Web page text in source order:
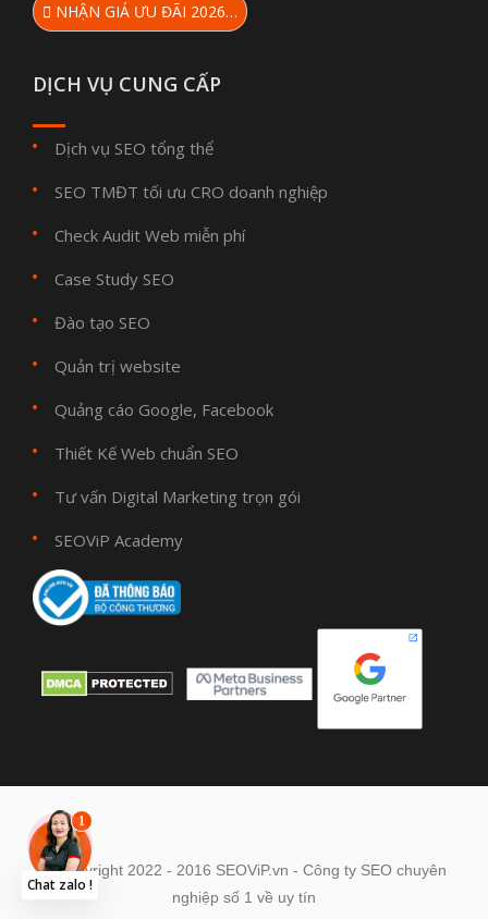
NHẬN GIÁ ƯU ĐÃI 2026…
DỊCH VỤ CUNG CẤP
Dịch vụ SEO tổng thể
SEO TMĐT tối ưu CRO doanh nghiệp
Check Audit Web miễn phí
Case Study SEO
Đào tạo SEO
Quản trị website
Quảng cáo Google, Facebook
Thiết Kế Web chuẩn SEO
Tư vấn Digital Marketing trọn gói
SEOViP Academy
© Copyright 2022 - 2016 SEOViP.vn - Công ty SEO chuyên
nghiệp số 1 về uy tín
Chat zalo !